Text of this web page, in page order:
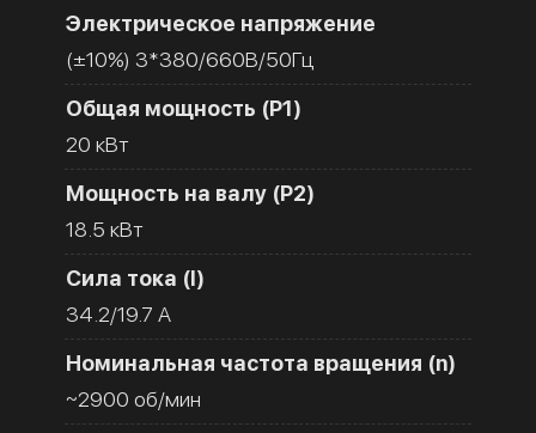
Электрическое напряжение
(±10%) 3*380/660В/50Гц
Общая мощность (Р1)
20 кВт
Мощность на валу (Р2)
18.5 кВт
Сила тока (I)
34.2/19.7 A
Номинальная частота вращения (n)
~2900 об/мин